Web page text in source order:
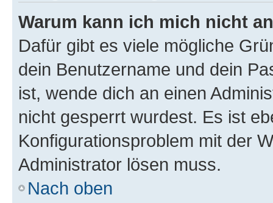
Warum kann ich mich nicht
Dafür gibt es viele mögliche
dein Benutzername und dein
ist, wende dich an einen
nicht gesperrt wurdest. Es ist
Konfigurationsproblem mit der
Administrator lösen muss.
Nach oben